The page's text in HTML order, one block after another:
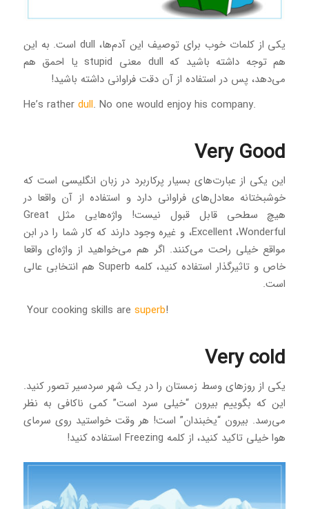
یکی از کلمات خوب برای توصیف این آدم‌ها، dull است. به این
هم توجه داشته باشید که dull معنی stupid یا احمق هم
می‌دهد، پس در استفاده از آن دقت فراوانی داشته باشید!
.He’s rather
dull. No one would enjoy his company
Very Good
این یکی از عبارت‌های بسیار پرکاربرد در زبان انگلیسی است که
خوشبختانه معادل‌های فراوانی دارد و استفاده از آن واقعا در
هیچ سطحی قابل قبول نیست! واژه‌هایی مثل Great
،Excellent ،Wonderful و غیره وجود دارند که کار شما را در ابن
مواقع خیلی راحت می‌کنند. اگر هم می‌خواهید از واژه‌ای واقعا
خاص و تاثیرگذار استفاده کنید، کلمه Superb هم انتخابی عالی
است.
!Your cooking skills are
superb
Very cold
یکی از روزهای وسط زمستان را در یک شهر سردسیر تصور کنید.
این که بگوییم بیرون “خیلی سرد است” کمی ناکافی به نظر
می‌رسد. بیرون “یخبندان” است! هر وقت خواستید روی سرمای
هوا خیلی تاکید کنید، از کلمه Freezing استفاده کنید!